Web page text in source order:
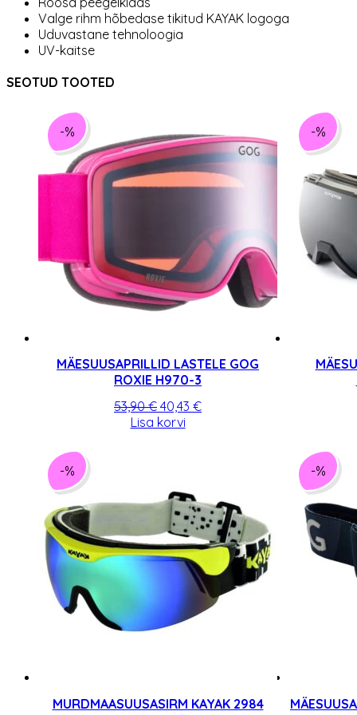
Valge rihm hõbedase tikitud KAYAK logoga
Uduvastane tehnoloogia
UV-kaitse
SEOTUD TOOTED
-%
MÄESUUSAPRILLID LASTELE GOG
ROXIE H970-3
53,90€ Algne
hind
40,43 €Praegune
Lisa korvi
-%
-%
MURDMAASUUSASIRM KAYAK 2984
-%